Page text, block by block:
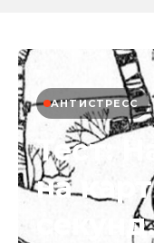
АНТИСТРЕСС
Тест:
на
секунд.